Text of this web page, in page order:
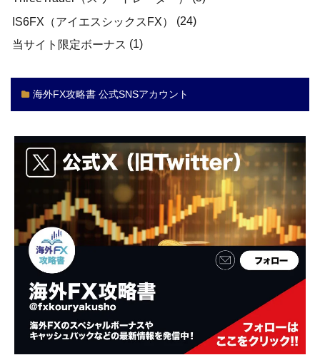
IS6FX（アイエスシックスFX）
(24)
当サイト限定ボーナス (1)
海外FX攻略書 公式SNSアカウント